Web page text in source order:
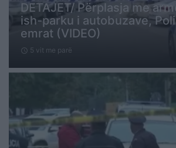
DETAJET/ Përplasja me
ish-parku i autobuzave,
emrat (VIDEO)
schedule 5 vit me parë